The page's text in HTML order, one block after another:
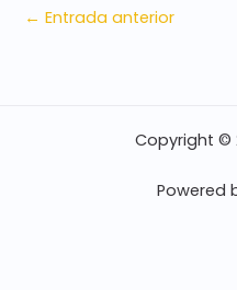
← Entrada anterior
Copyright ©
Powered